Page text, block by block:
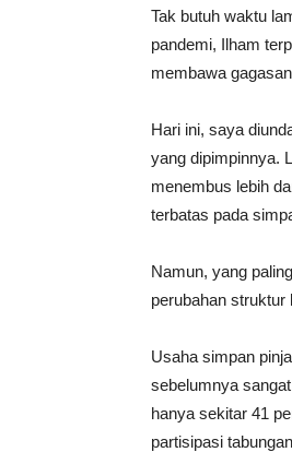
Tak butuh waktu
pandemi, Ilham
membawa
Hari ini, saya
yang dipimpinnya.
menembus lebih
terbatas pada
Namun, yang
perubahan
Usaha simpan
sebelumnya
hanya sekitar 41
partisipasi